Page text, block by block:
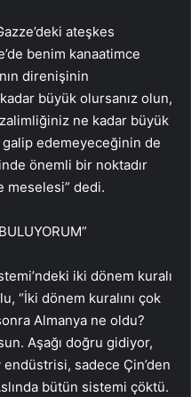
ateşkes
benim kanaatimce
direnişinin
büyük olursanız olun,
ne kadar büyük
edemeyeceğinin de
önemli bir noktadır
meselesi” dedi.
iki dönem kuralı
“İki dönem kuralını çok
Almanya ne oldu?
Aşağı doğru gidiyor,
sadece Çin’den
bütün sistemi çöktü.